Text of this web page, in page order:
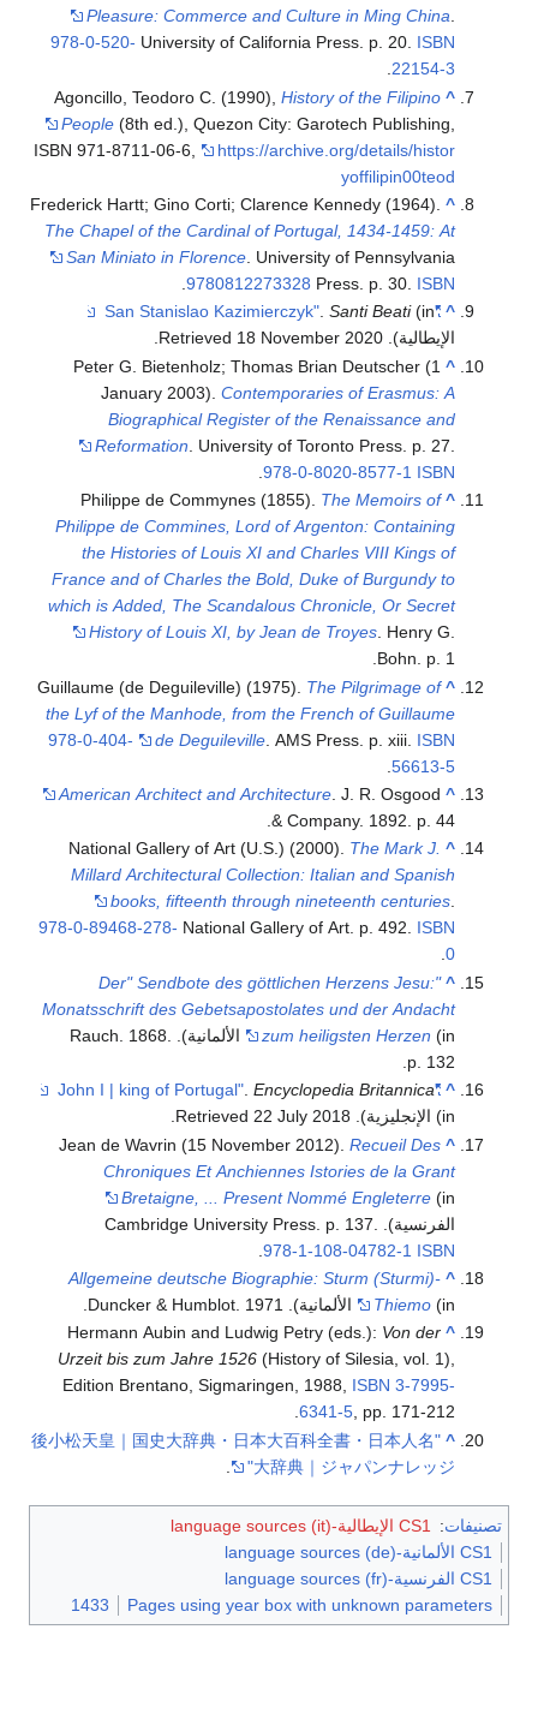
Pleasure: Commerce and Culture in Ming China.
University of California Press. p. 20. ISBN
978-0-520-
22154-3
.
^
Agoncillo, Teodoro C. (1990),History of the Filipino
People (8th ed.), Quezon City: Garotech Publishing,
ISBN 971-8711-06-6
https://archive.org/details/histor
yoffilipin00teod
^
Frederick Hartt; Gino Corti; Clarence Kennedy (1964).
The Chapel of the Cardinal of Portugal, 1434-1459: At
San Miniato in Florence . University of Pennsylvania
Press. p. 30. ISBN
9780812273328
.
^
"San Stanislao Kazimierczyk"
.Santi Beati(in
الإيطالية). Retrieved
18 November 2020
.
^
Peter G. Bietenholz; Thomas Brian Deutscher (1
January 2003).Contemporaries of Erasmus: A
Biographical Register of the Renaissance and
Reformation . University of Toronto Press. p. 27.
ISBN
978-0-8020-8577-1
.
^
Philippe de Commynes (1855). The Memoirs of
Philippe de Commines, Lord of Argenton: Containing
the Histories of Louis XI and Charles VIII Kings of
France and of Charles the Bold, Duke of Burgundy to
which is Added, The Scandalous Chronicle, Or Secret
History of Louis XI, by Jean de Troyes. Henry G.
Bohn. p. 1.
^
Guillaume (de Deguileville) (1975). The Pilgrimage of
the Lyf of the Manhode, from the French of Guillaume
de Deguileville . AMS Press. p. xiii. ISBN
978-0-404-
56613-5
.
^
American Architect and Architecture . J. R. Osgood
& Company. 1892. p. 44.
^
National Gallery of Art (U.S.) (2000). The Mark J.
Millard Architectural Collection: Italian and Spanish
books, fifteenth through nineteenth centuries.
National Gallery of Art. p. 492. ISBN
978-0-89468-278-
0
.
^
"Der" Sendbote des göttlichen Herzens Jesu:
Monatsschrift des Gebetsapostolates und der Andacht
zum heiligsten Herzen
(in الألمانية). Rauch. 1868.
p. 132.
^
"John I | king of Portugal"
.Encyclopedia Britannica
(in الإنجليزية)
. Retrieved
22 July 2018
.
^
Jean de Wavrin (15 November 2012).Recueil Des
Chroniques Et Anchiennes Istories de la Grant
Bretaigne, ... Present Nommé Engleterre (in
الفرنسية). Cambridge University Press. p. 137.
ISBN
978-1-108-04782-1
.
^
Allgemeine deutsche Biographie: Sturm (Sturmi)-
Thiemo (in الألمانية). Duncker & Humblot. 1971.
^
Hermann Aubin and Ludwig Petry (eds.): Von der
Urzeit bis zum Jahre 1526 (History of Silesia, vol. 1),
Edition Brentano, Sigmaringen, 1988, ISBN 3-7995-
6341-5, pp. 171-212.
^
"後小松天皇｜国史大辞典・日本大百科全書・日本人名
大辞典｜ジャパンナレッジ"
تصنيفات:
CS1 الإيطالية-language sources (it)
CS1 الألمانية-language sources (de)
CS1 الفرنسية-language sources (fr)
Pages using year box with unknown parameters
1433